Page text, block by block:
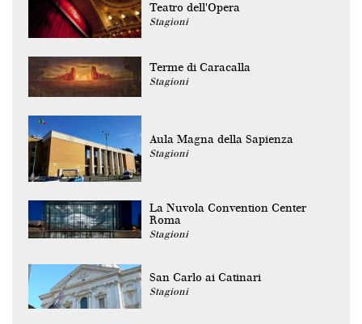
Teatro dell'Opera
Stagioni
Terme di Caracalla
Stagioni
Aula Magna della Sapienza
Stagioni
La Nuvola Convention Center
Roma
Stagioni
San Carlo ai Catinari
Stagioni